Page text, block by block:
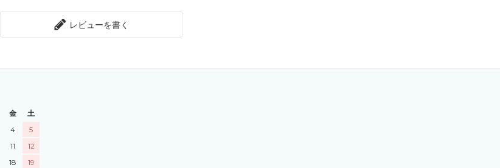
レビューを書く
金
土
4
5
11
12
18
19